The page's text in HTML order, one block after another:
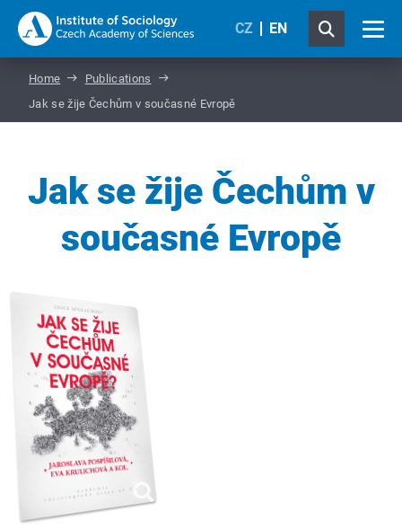
CZ EN
Home
Publications
Jak se žije Čechům v současné Evropě
Jak se žije Čechům v
současné Evropě